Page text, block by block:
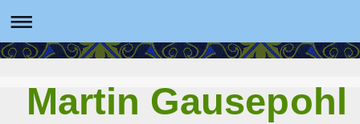
Martin Gausepohl